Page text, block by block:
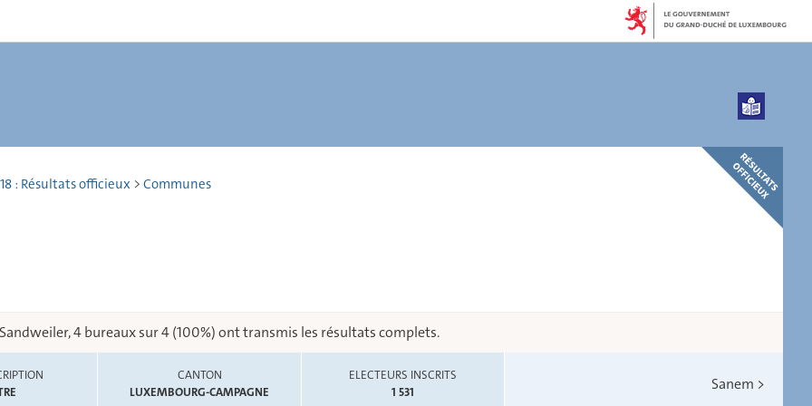
: Résultats officieux > Communes
4 bureaux sur 4 (100%) ont transmis les résultats complets.
Sanem >
CANTON
LUXEMBOURG-CAMPAGNE
ELECTEURS INSCRITS
1 531